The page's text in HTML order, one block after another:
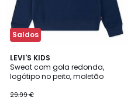
Saldos
LEVI'S KIDS
Sweat com gola redonda,
logótipo no peito, moletão
29.99 €
5
/
5